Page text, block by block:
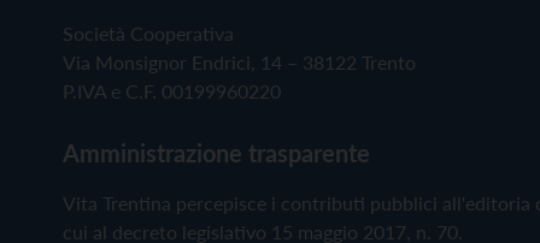
Società Cooperativa
Via Monsignor Endrici, 14 – 38122 Trento
P.IVA e C.F. 00199960220
Amministrazione trasparente
Vita Trentina percepisce i contributi pubblici all'editoria
cui al decreto legislativo 15 maggio 2017, n. 70.